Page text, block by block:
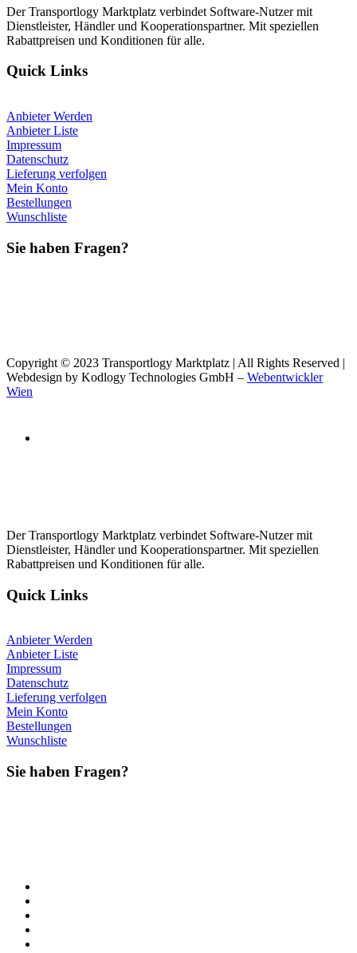
Der Transportlogy Marktplatz verbindet Software-Nutzer mit
Dienstleister, Händler und Kooperationspartner. Mit speziellen
Rabattpreisen und Konditionen für alle.
Quick Links
Anbieter Werden
Anbieter Liste
Impressum
Datenschutz
Lieferung verfolgen
Mein Konto
Bestellungen
Wunschliste
Sie haben Fragen?
Copyright © 2023 Transportlogy Marktplatz | All Rights Reserved |
Webdesign by Kodlogy Technologies GmbH – Webentwickler
Wien
Der Transportlogy Marktplatz verbindet Software-Nutzer mit
Dienstleister, Händler und Kooperationspartner. Mit speziellen
Rabattpreisen und Konditionen für alle.
Quick Links
Anbieter Werden
Anbieter Liste
Impressum
Datenschutz
Lieferung verfolgen
Mein Konto
Bestellungen
Wunschliste
Sie haben Fragen?